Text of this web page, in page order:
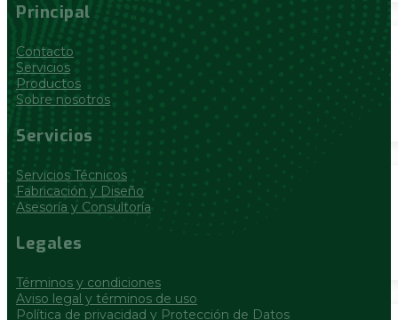
Principal
Contacto
Servicios
Productos
Sobre nosotros
Servicios
Servicios Técnicos
Fabricación y Diseño
Asesoría y Consultoría
Legales
Términos y condiciones
Aviso legal y términos de uso
Política de privacidad y Protección de Datos